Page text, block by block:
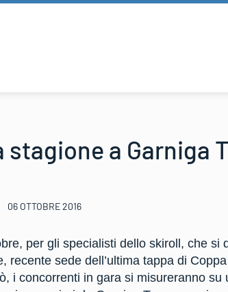
a Garniga
06 OTTOBRE 2016
per gli specialisti dello skiroll, che si
recente sede dell’ultima tappa di
i concorrenti in gara si misureranno su